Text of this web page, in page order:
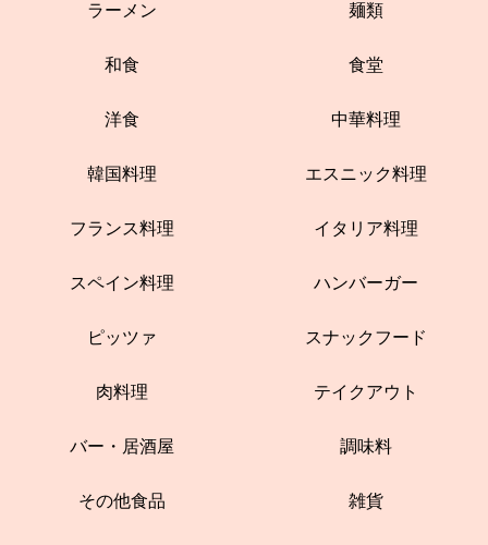
ラーメン 麺類
和食 食堂
洋食 中華料理
韓国料理 エスニック料理
フランス料理 イタリア料理
スペイン料理 ハンバーガー
ピッツァ スナックフード
肉料理 テイクアウト
バー・居酒屋 調味料
その他食品 雑貨